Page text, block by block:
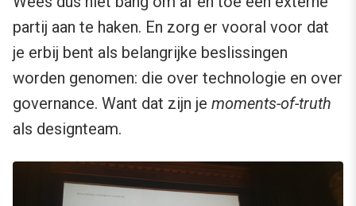
partij aan te haken. En zorg er vooral voor dat
je erbij bent als belangrijke beslissingen
worden genomen: die over technologie en over
governance. Want dat zijn je moments-of-truth
als designteam.